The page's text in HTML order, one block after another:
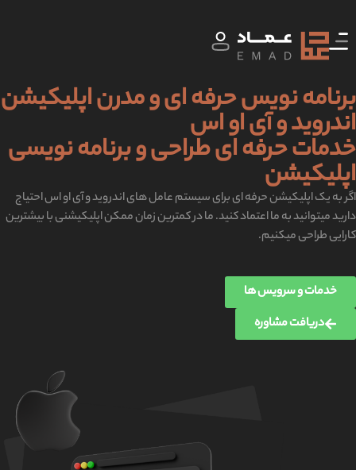
برنامه نویس حرفه ای و مدرن اپلیکیشن
اندروید و آی او اس
خدمات حرفه ای طراحی و برنامه نویسی
اپلیکیشن
اگر به یک اپلیکیشن حرفه ای برای سیستم عامل های اندروید و آی او اس احتیاج
دارید میتوانید به ما اعتماد کنید. ما در کمترین زمان ممکن اپلیکیشنی با بیشترین
کارایی طراحی میکنیم.
خدمات و سرویس ها
دریافت مشاوره